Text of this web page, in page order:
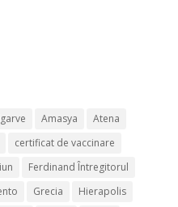
Amasya
Atena
certificat de vaccinare
Ferdinand Întregitorul
Grecia
Hierapolis